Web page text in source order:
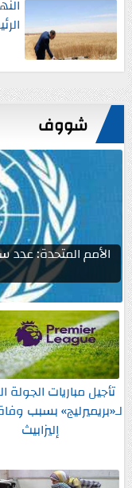
شووف
تأجيل مباريات الجولة
لـ«بريميرليج» بسبب
إليزابيث